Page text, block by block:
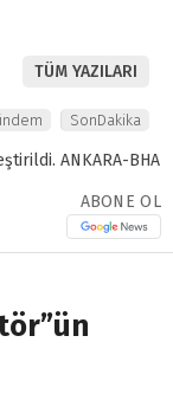
TÜM YAZILARI
SonDakika
ABONE OL